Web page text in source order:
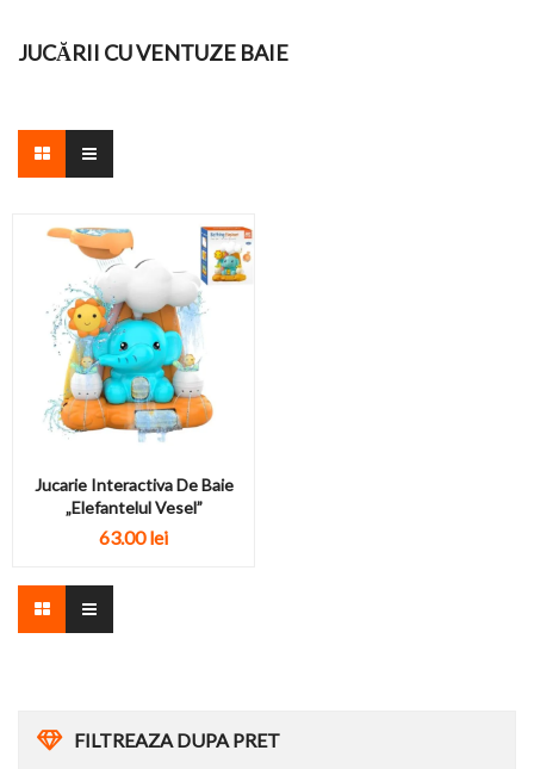
FILTREAZA DUPA PRET
JUCĂRII CU VENTUZE BAIE
Jucarie Interactiva De Baie
„Elefantelul Vesel”
63.00 lei